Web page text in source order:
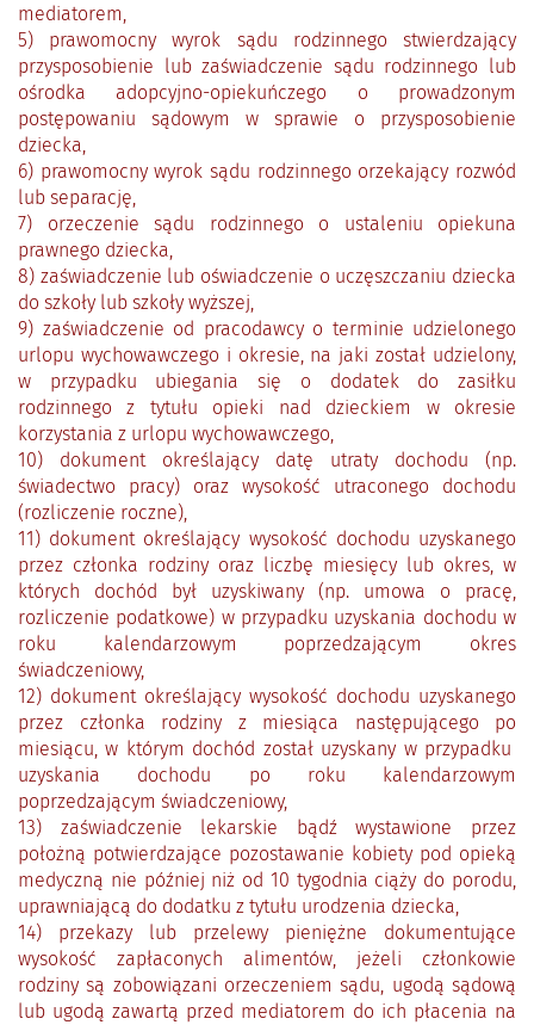
mediatorem,
5) prawomocny wyrok sądu rodzinnego stwierdzający
przysposobienie lub zaświadczenie sądu rodzinnego lub
ośrodka adopcyjno-opiekuńczego o prowadzonym
postępowaniu sądowym w sprawie o przysposobienie
dziecka,
6) prawomocny wyrok sądu rodzinnego orzekający rozwód
lub separację,
7) orzeczenie sądu rodzinnego o ustaleniu opiekuna
prawnego dziecka,
8) zaświadczenie lub oświadczenie o uczęszczaniu dziecka
do szkoły lub szkoły wyższej,
9) zaświadczenie od pracodawcy o terminie udzielonego
urlopu wychowawczego i okresie, na jaki został udzielony,
w przypadku ubiegania się o dodatek do zasiłku
rodzinnego z tytułu opieki nad dzieckiem w okresie
korzystania z urlopu wychowawczego,
10) dokument określający datę utraty dochodu (np.
świadectwo pracy) oraz wysokość utraconego dochodu
(rozliczenie roczne),
11) dokument określający wysokość dochodu uzyskanego
przez członka rodziny oraz liczbę miesięcy lub okres, w
których dochód był uzyskiwany (np. umowa o pracę,
rozliczenie podatkowe) w przypadku uzyskania dochodu w
roku kalendarzowym poprzedzającym okres
świadczeniowy,
12) dokument określający wysokość dochodu uzyskanego
przez członka rodziny z miesiąca następującego po
miesiącu, w którym dochód został uzyskany w przypadku
uzyskania dochodu po roku kalendarzowym
poprzedzającym świadczeniowy,
13) zaświadczenie lekarskie bądź wystawione przez
położną potwierdzające pozostawanie kobiety pod opieką
medyczną nie później niż od 10 tygodnia ciąży do porodu,
uprawniającą do dodatku z tytułu urodzenia dziecka,
14) przekazy lub przelewy pieniężne dokumentujące
wysokość zapłaconych alimentów, jeżeli członkowie
rodziny są zobowiązani orzeczeniem sądu, ugodą sądową
lub ugodą zawartą przed mediatorem do ich płacenia na